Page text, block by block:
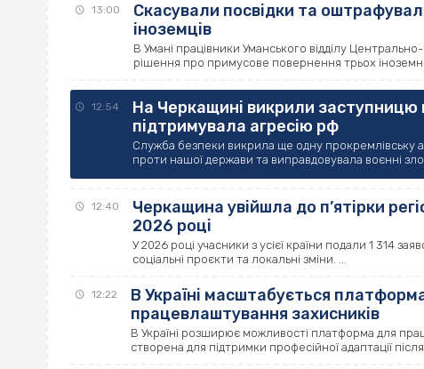
13:00
Скасували посвідки та
іноземців
В Умані працівники Уманського відділу
рішення про примусове повернення трьох
12:54
На Черкащині викрили заступницю
підтримувала агресію рф
Служба безпеки викрила ще одну прокремлівську
проти нашої держави та виправдовувала воєнні
12:40
Черкащина увійшла до п’ятірки
2026 році
У 2026 році учасники з усієї країни подали 1 314
соціальні проєкти та локальні зміни. ...
12:22
В Україні масштабується
працевлаштування захисників
В Україні розширює можливості платформа для
створена для підтримки професійної адаптації